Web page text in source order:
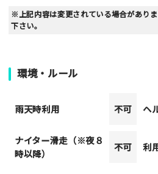
※上記内容は変更されている場合があり
下さい。
環境・ルール
雨天時利用 不可 ヘ
ナイター滑走（※夜８
時以降）
不可 利